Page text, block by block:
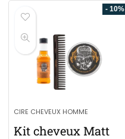
- 10%
CIRE CHEVEUX HOMME
Kit cheveux Matt